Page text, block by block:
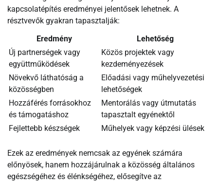
kapcsolatépítés eredményei jelentősek lehetnek. A
résztvevők gyakran tapasztalják:
Eredmény
Lehetőség
Új partnerségek vagy
együttműködések
Közös projektek vagy
kezdeményezések
Növekvő láthatóság a
közösségben
Előadási vagy műhelyvezetési
lehetőségek
Hozzáférés forrásokhoz
és támogatáshoz
Mentorálás vagy útmutatás
tapasztalt egyénektől
Fejlettebb készségek
Műhelyek vagy képzési ülések
Ezek az eredmények nemcsak az egyének számára
előnyösek, hanem hozzájárulnak a közösség általános
egészségéhez és élénkségéhez, elősegítve az